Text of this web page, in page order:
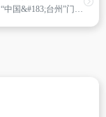
“中国&#183;台州”门户网站是台州市党政类信息的发布源,同时还组织了大量的反映台州经济、文化和社会风貌的新闻类、文献类、服务类等方面的信息。